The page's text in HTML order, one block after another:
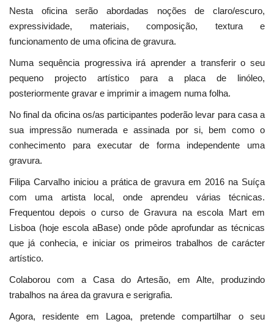
Nesta oficina serão abordadas noções de claro/escuro,
expressividade, materiais, composição, textura e
funcionamento de uma oficina de gravura.
Numa sequência progressiva irá aprender a transferir o seu
pequeno projecto artístico para a placa de linóleo,
posteriormente gravar e imprimir a imagem numa folha.
No final da oficina os/as participantes poderão levar para casa a
sua impressão numerada e assinada por si, bem como o
conhecimento para executar de forma independente uma
gravura.
Filipa Carvalho iniciou a prática de gravura em 2016 na Suíça
com uma artista local, onde aprendeu várias técnicas.
Frequentou depois o curso de Gravura na escola Mart em
Lisboa (hoje escola aBase) onde pôde aprofundar as técnicas
que já conhecia, e iniciar os primeiros trabalhos de carácter
artístico.
Colaborou com a Casa do Artesão, em Alte, produzindo
trabalhos na área da gravura e serigrafia.
Agora, residente em Lagoa, pretende compartilhar o seu